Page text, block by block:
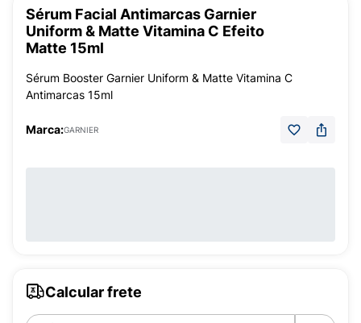
Sérum Facial Antimarcas Garnier
Uniform & Matte Vitamina C Efeito
Matte 15ml
Sérum Booster Garnier Uniform & Matte Vitamina C
Antimarcas 15ml
Marca:GARNIER
Calcular frete